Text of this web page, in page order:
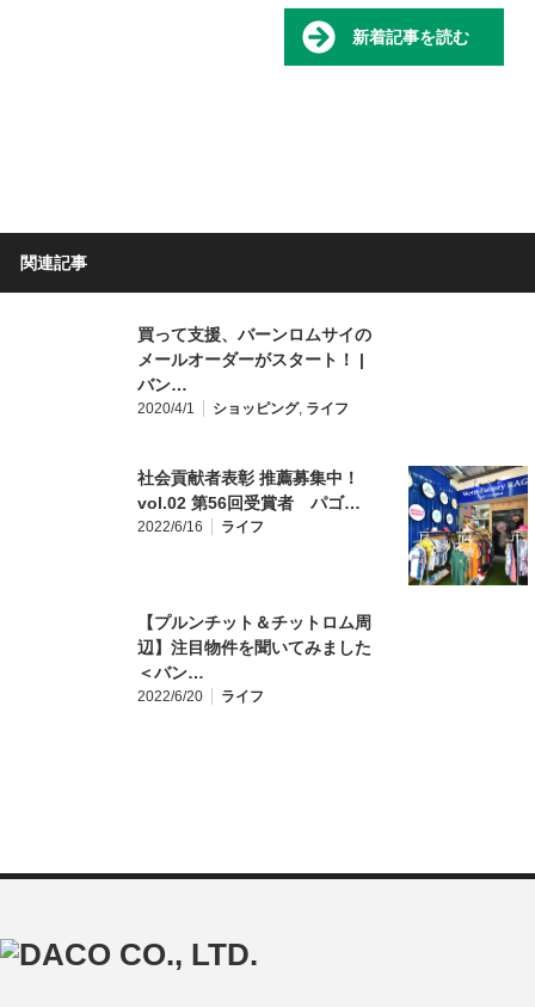
新着記事を読む
関連記事
買って支援、バーンロムサイの
メールオーダーがスタート！ |
バン…
2020/4/1 ショッピング, ライフ
社会貢献者表彰 推薦募集中！
vol.02 第56回受賞者 パゴ…
2022/6/16 ライフ
【プルンチット＆チットロム周
辺】注目物件を聞いてみました
＜バン…
2022/6/20 ライフ